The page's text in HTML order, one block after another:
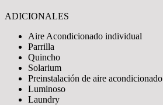
ADICIONALES
Aire Acondicionado individual
Parrilla
Quincho
Solarium
Preinstalación de aire acondicionado
Luminoso
Laundry